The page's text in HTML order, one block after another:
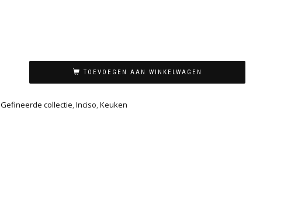
TOEVOEGEN AAN WINKELWAGEN
Gefineerde collectie,Inciso,Keuken